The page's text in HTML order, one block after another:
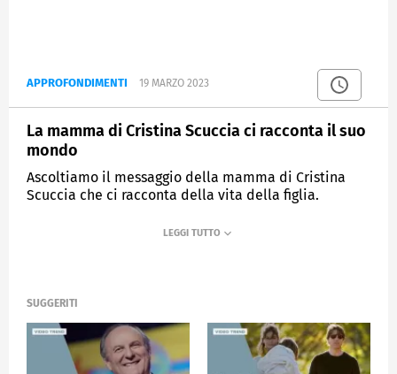
APPROFONDIMENTI 19 MARZO 2023
La mamma di Cristina Scuccia ci racconta il suo
mondo
Ascoltiamo il messaggio della mamma di Cristina
Scuccia che ci racconta della vita della figlia.
VERISSIMO
SUGGERITI